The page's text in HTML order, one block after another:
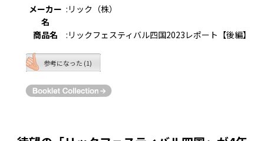
メーカー
名
: リック（株）
商品名 : リックフェスティバル四国2023レポート【後編】
参考になった (1)